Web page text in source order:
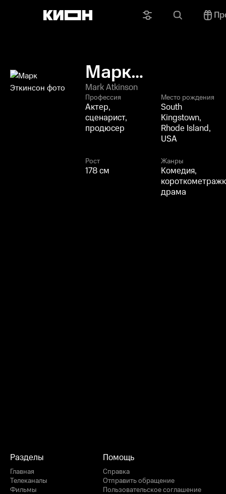
Марк
Эткинсон
Mark Atkinson
Профессия
Актер,
сценарист,
продюсер
Место рождения
South
Kingstown,
Rhode Island,
USA
Рост
178 см
Жанры
Комедия,
драма
Разделы
Главная
Телеканалы
Фильмы
Помощь
Справка
Отправить обращение
Пользовательское соглашение